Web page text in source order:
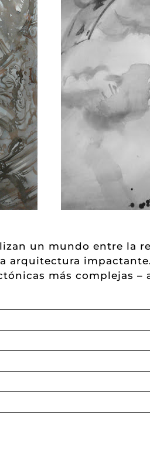
un mundo entre la
arquitectura
más complejas